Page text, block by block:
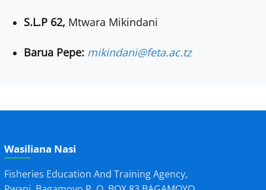
S.L.P 62, Mtwara Mikindani
Barua Pepe: mikindani@feta.ac.tz
Wasiliana Nasi
Fisheries Education And Training Agency,